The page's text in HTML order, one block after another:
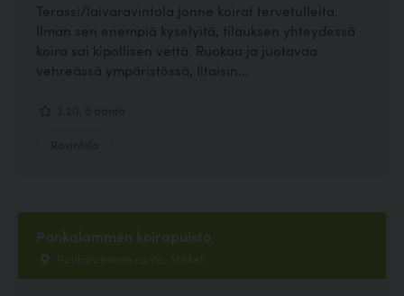
Terassi/laivaravintola jonne koirat tervetulleita.
Ilman sen enempiä kyselyitä, tilauksen yhteydessä
koira sai kipollisen vettä. Ruokaa ja juotavaa
vehreässä ympäristössä, Iltaisin...
Pankalammen koirapuisto
Pankalammen ranta, Mikkeli